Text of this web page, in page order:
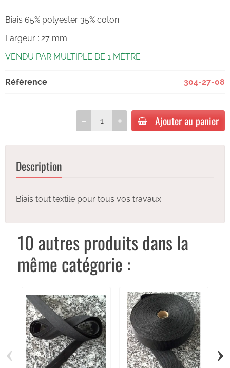
Biais 65% polyester 35% coton
Largeur : 27 mm
VENDU PAR MULTIPLE DE 1 MÈTRE
Référence 304-27-08
Ajouter au panier
Description
Biais tout textile pour tous vos travaux.
10 autres produits dans la
même catégorie :
‹ ›